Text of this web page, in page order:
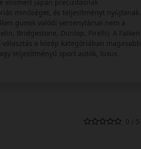
elismert japán precizitásnak
minőséget, és teljesítményt nyújtanak.
gumik valódi versenytársai nem a
Bridgestone, Dunlop, Pirelli). A Falken
a közép kategóriában magasabb
teljesítményű sport autók, luxus
0 / 5